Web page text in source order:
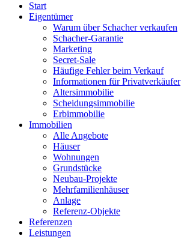
Start
Eigentümer
Warum über Schacher verkaufen
Schacher-Garantie
Marketing
Secret-Sale
Häufige Fehler beim Verkauf
Informationen für Privatverkäufer
Altersimmobilie
Scheidungsimmobilie
Erbimmobilie
Immobilien
Alle Angebote
Häuser
Wohnungen
Grundstücke
Neubau-Projekte
Mehrfamilienhäuser
Anlage
Referenz-Objekte
Referenzen
Leistungen